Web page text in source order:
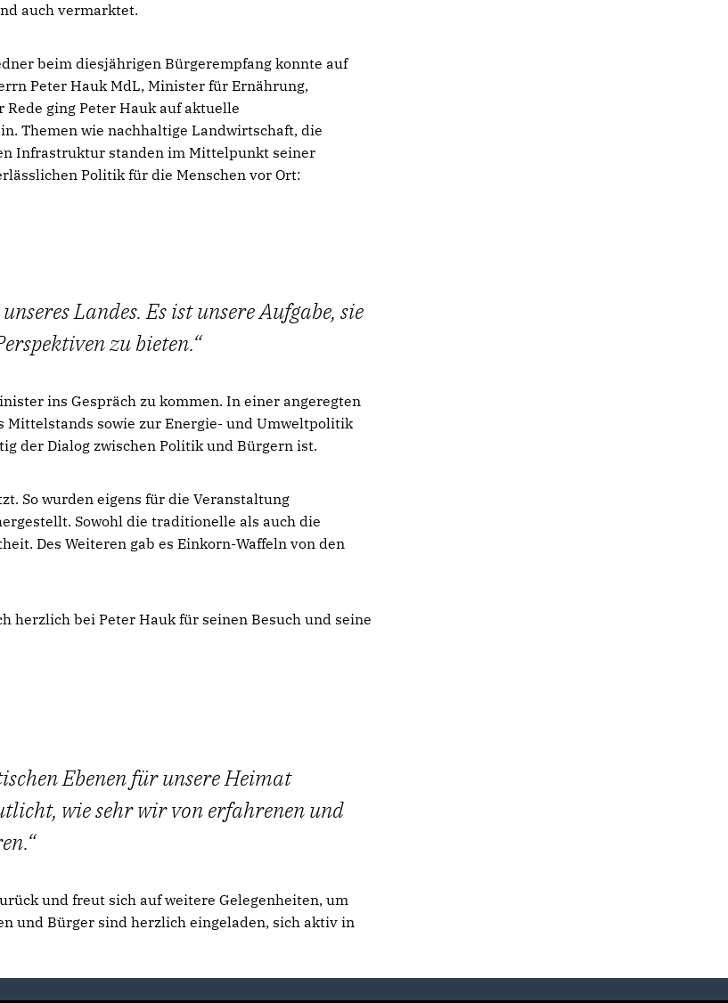
auch vermarktet.
beim diesjährigen Bürgerempfang konnte auf
Peter Hauk MdL, Minister für Ernährung,
ging Peter Hauk auf aktuelle
Themen wie nachhaltige Landwirtschaft, die
Infrastruktur standen im Mittelpunkt seiner
Politik für die Menschen vor Ort:
Landes. Es ist unsere Aufgabe, sie
zu bieten.
ins Gespräch zu kommen. In einer angeregten
Mittelstands sowie zur Energie- und Umweltpolitik
der Dialog zwischen Politik und Bürgern ist.
So wurden eigens für die Veranstaltung
Sowohl die traditionelle als auch die
Des Weiteren gab es Einkorn-Waffeln von den
herzlich bei Peter Hauk für seinen Besuch und seine
Ebenen für unsere Heimat
wie sehr wir von erfahrenen und
und freut sich auf weitere Gelegenheiten, um
und Bürger sind herzlich eingeladen, sich aktiv in